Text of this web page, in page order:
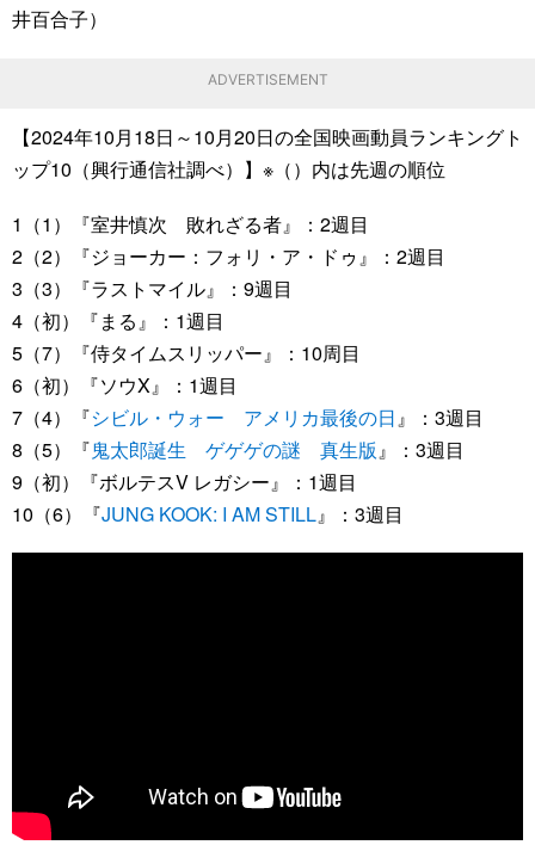
井百合子）
ADVERTISEMENT
【2024年10月18日～10月20日の全国映画動員ランキングト
ップ10（興行通信社調べ）】※（）内は先週の順位
1（1）『室井慎次 敗れざる者』：2週目
2（2）『ジョーカー：フォリ・ア・ドゥ』：2週目
3（3）『ラストマイル』：9週目
4（初）『まる』：1週目
5（7）『侍タイムスリッパー』：10周目
6（初）『ソウX』：1週目
7（4）『シビル・ウォー アメリカ最後の日』：3週目
8（5）『鬼太郎誕生 ゲゲゲの謎 真生版』：3週目
9（初）『ボルテスV レガシー』：1週目
10（6）『JUNG KOOK: I AM STILL』：3週目